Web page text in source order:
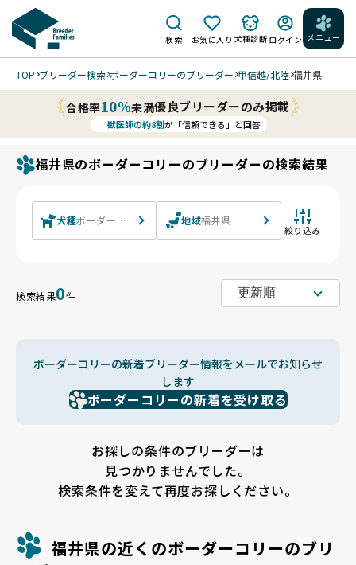
検索 お気に入り 犬種診断 ログイン メニュー
TOP ブリーダー検索 ボーダーコリーのブリーダー 甲信越/北陸 福井県
合格率10%未満優良ブリーダーのみ掲載
獣医師の約8割が「信頼できる」と回答
福井県のボーダーコリーのブリーダーの検索結果
犬種ボーダーコリー 地域福井県
絞り込み
検索結果0件
ボーダーコリーの新着ブリーダー情報をメールでお知らせ
します
ボーダーコリーの新着を受け取る
お探しの条件のブリーダーは
見つかりませんでした。
検索条件を変えて再度お探しください。
福井県の近くのボーダーコリーのブリ